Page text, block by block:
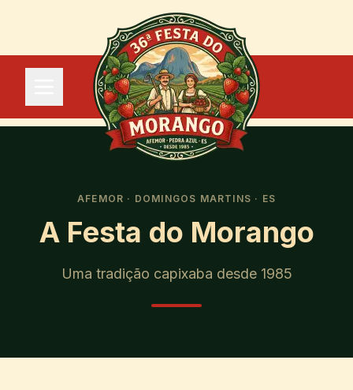
AFEMOR · DOMINGOS MARTINS · ES
A Festa do Morango
Uma tradição capixaba desde 1985